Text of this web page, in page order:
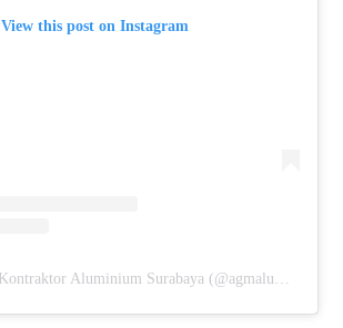
View this post on Instagram
A post shared by Kontraktor Aluminium Surabaya (@agmaluminium)